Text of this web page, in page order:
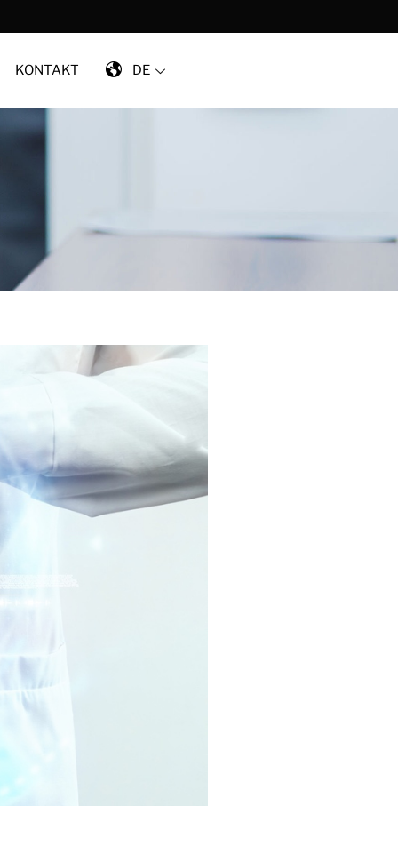
KONTAKT DE